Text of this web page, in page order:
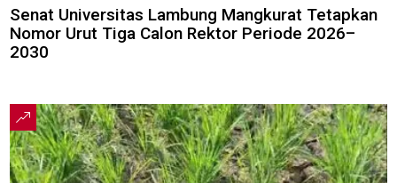
Senat Universitas Lambung Mangkurat Tetapkan
Nomor Urut Tiga Calon Rektor Periode 2026–
2030